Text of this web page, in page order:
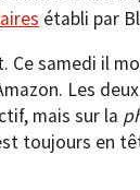
établi par
Ce samedi il
Les
mais sur la
toujours en